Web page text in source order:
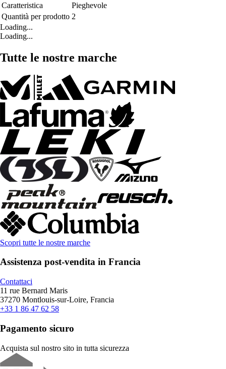
Caratteristica
Pieghevole
Quantità per prodotto 2
Loading...
Loading...
Tutte le nostre marche
Scopri tutte le nostre marche
Assistenza post-vendita in Francia
Contattaci
11 rue Bernard Maris
37270 Montlouis-sur-Loire, Francia
+33 1 86 47 62 58
Pagamento sicuro
Acquista sul nostro sito in tutta sicurezza